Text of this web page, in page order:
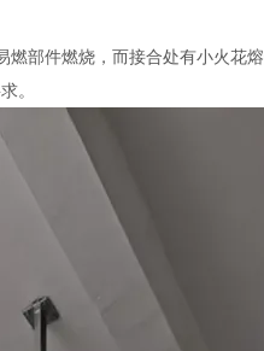
部件燃烧，而接合处有小火花
。